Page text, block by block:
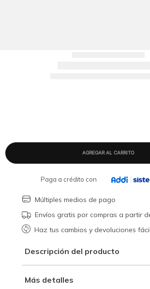
Paga a crédito con
Múltiples medios de pago
Envíos gratis por compras a partir
Haz tus cambios y devoluciones
Descripción del producto
Más detalles